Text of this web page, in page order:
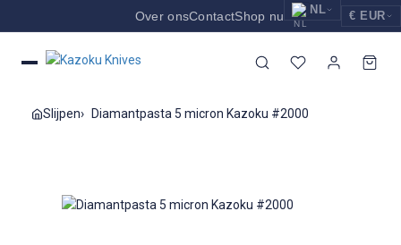
Over onsContactShop nu NL € EUR
Slijpen Diamantpasta 5 micron Kazoku #2000